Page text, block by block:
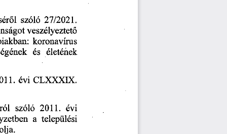
ől szóló 27/2021.
veszélyeztető
koronavírus
és életének
évi CLXXXIX.
szóló 2011.
évi
a települési